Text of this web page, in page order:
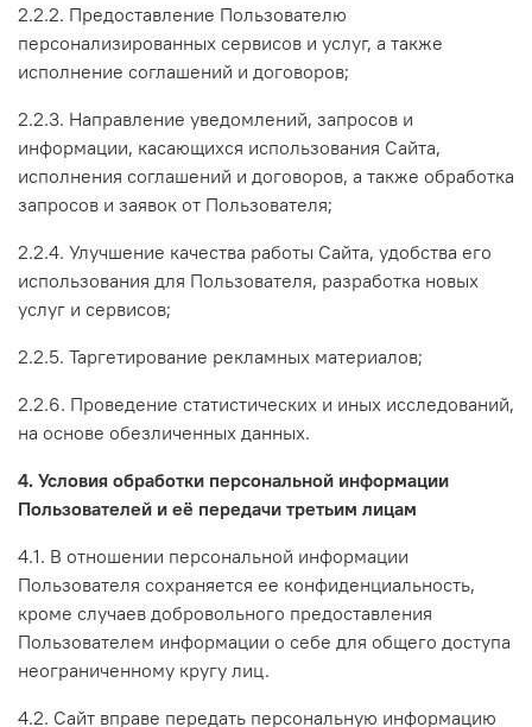
2.2.2. Предоставление Пользователю
персонализированных сервисов и услуг, а также
исполнение соглашений и договоров;
2.2.3. Направление уведомлений, запросов и
информации, касающихся использования Сайта,
исполнения соглашений и договоров, а также обработка
запросов и заявок от Пользователя;
2.2.4. Улучшение качества работы Сайта, удобства его
использования для Пользователя, разработка новых
услуг и сервисов;
2.2.5. Таргетирование рекламных материалов;
2.2.6. Проведение статистических и иных исследований,
на основе обезличенных данных.
4. Условия обработки персональной информации
Пользователей и её передачи третьим лицам
4.1. В отношении персональной информации
Пользователя сохраняется ее конфиденциальность,
кроме случаев добровольного предоставления
Пользователем информации о себе для общего доступа
неограниченному кругу лиц.
4.2. Сайт вправе передать персональную информацию